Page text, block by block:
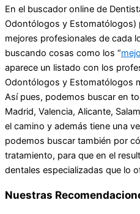
En el buscador online de
Odontólogos y Estomatólogos)
mejores profesionales de cada
buscando cosas como los “
aparece un listado con los
Odontólogos y Estomatólogos
Así pues, podemos buscar en
Madrid, Valencia, Alicante,
el camino y además tiene una
podemos buscar también por
tratamiento, para que en el
dentales especializadas que lo
Nuestras